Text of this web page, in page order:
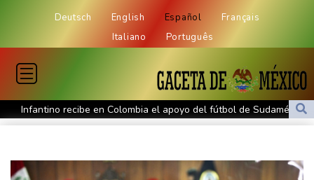
Deutsch English Español
Français
Italiano
Português
Infantino recibe en Colombia el apoyo del fútbol de Sudamérica
De la Espriella: un millonario pro-Trump en la presidencia de
España lanza un ultimátum a Italia para que levante controles